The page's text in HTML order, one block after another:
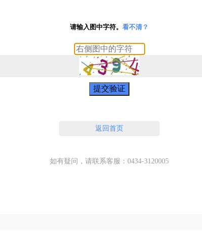
请输入图中字符。 看不清？
提交验证
返回首页
如有疑问，请联系客服：0434-3120005